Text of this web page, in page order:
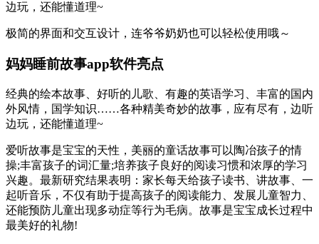
边玩，还能懂道理~
极简的界面和交互设计，连爷爷奶奶也可以轻松使用哦～
妈妈睡前故事app软件亮点
经典的绘本故事、好听的儿歌、有趣的英语学习、丰富的国内
外风情，国学知识……各种精美奇妙的故事，应有尽有，边听
边玩，还能懂道理~
爱听故事是宝宝的天性，美丽的童话故事可以陶冶孩子的情
操;丰富孩子的词汇量;培养孩子良好的阅读习惯和浓厚的学习
兴趣。最新研究结果表明：家长每天给孩子读书、讲故事、一
起听音乐，不仅有助于提高孩子的阅读能力、发展儿童智力、
还能预防儿童出现多动症等行为毛病。故事是宝宝成长过程中
最美好的礼物!